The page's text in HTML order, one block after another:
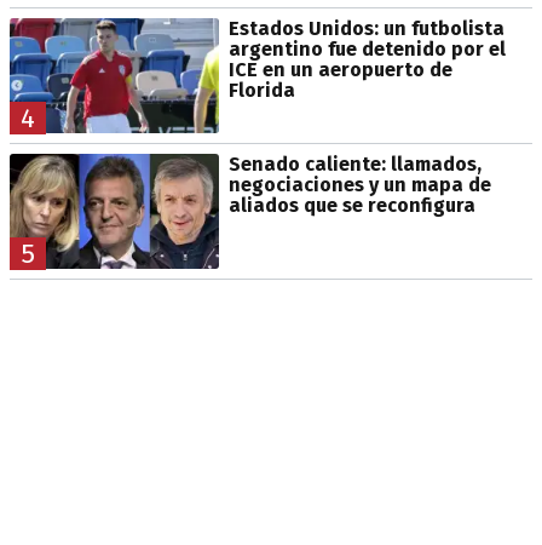
4
Estados Unidos: un futbolista
argentino fue detenido por el
ICE en un aeropuerto de
Florida
5
Senado caliente: llamados,
negociaciones y un mapa de
aliados que se reconfigura